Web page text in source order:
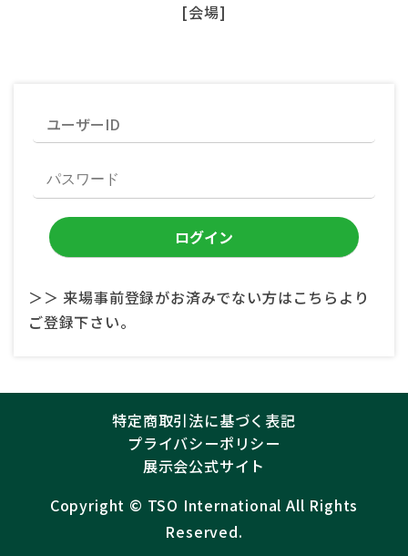
[会場]
＞＞ 来場事前登録がお済みでない方はこちらより
ご登録下さい。
特定商取引法に基づく表記
プライバシーポリシー
展示会公式サイト
Copyright ©︎ TSO International All Rights
Reserved.